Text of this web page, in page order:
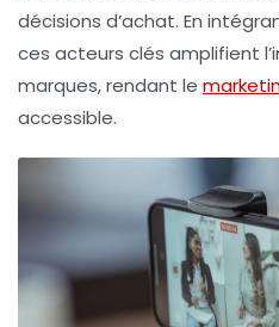
décisions d’achat. En
ces acteurs clés amplifient
marques, rendant le
accessible.